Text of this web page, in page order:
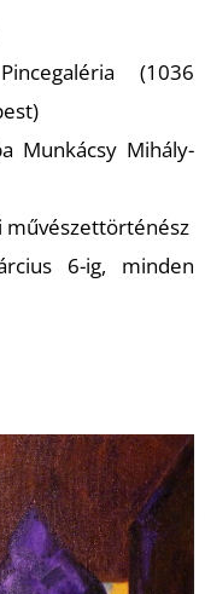
(1036
Munkácsy Mihály-
művészettörténész
6-ig, minden